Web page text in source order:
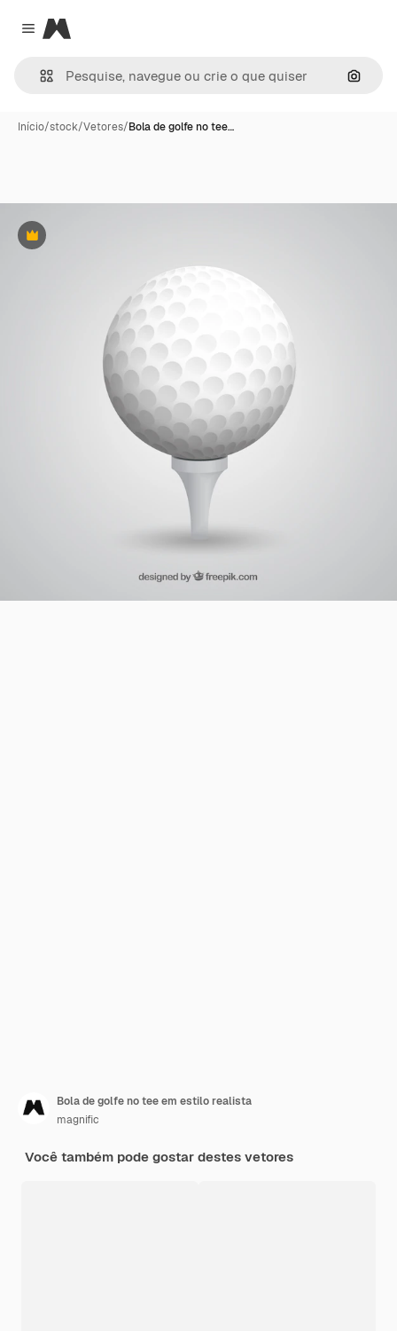
Close menu
Magnific
Início/stock/Vetores/Bola de golfe no tee…
Premium
Bola de golfe no tee em estilo realista
magnific
Você também pode gostar destes vetores